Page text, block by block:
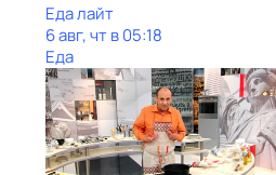
Еда лайт
6 авг, чт в 05:18
Еда